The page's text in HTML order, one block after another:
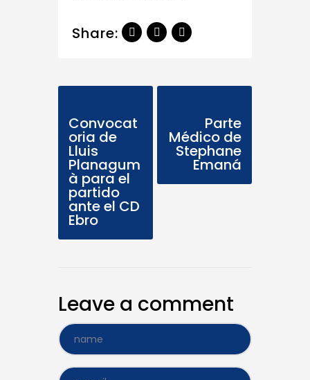
Share:
Convocat
oria de
Lluis
Planagum
à para el
partido
ante el CD
Ebro
Parte
Médico de
Stephane
Emaná
Leave a comment